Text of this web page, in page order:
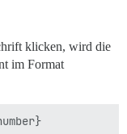
klicken, wird die
im Format